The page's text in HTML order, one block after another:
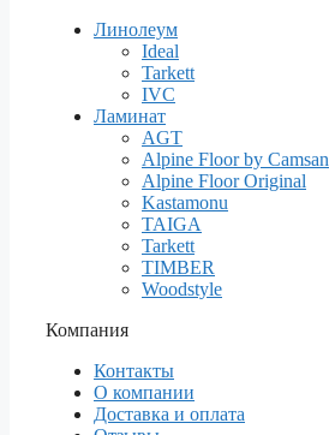
Линолеум
Ideal
Tarkett
IVC
Ламинат
AGT
Alpine Floor by Camsan
Alpine Floor Original
Kastamonu
TAIGA
Tarkett
TIMBER
Woodstyle
Компания
Контакты
О компании
Доставка и оплата